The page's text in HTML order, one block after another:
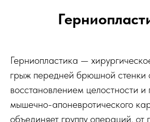
Герниопластика —
грыж передней брюшной стенки
восстановлением целостности и
мышечно-апоневротического
объединяет группу операций, от